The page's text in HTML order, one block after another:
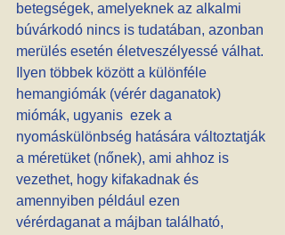
betegségek, amelyeknek az alkalmi
búvárkodó nincs is tudatában, azonban
merülés esetén életveszélyessé válhat.
Ilyen többek között a különféle
hemangiómák (vérér daganatok)
miómák, ugyanis  ezek a
nyomáskülönbség hatására változtatják
a méretüket (nőnek), ami ahhoz is
vezethet, hogy kifakadnak és
amennyiben például ezen
vérérdaganat a májban található,